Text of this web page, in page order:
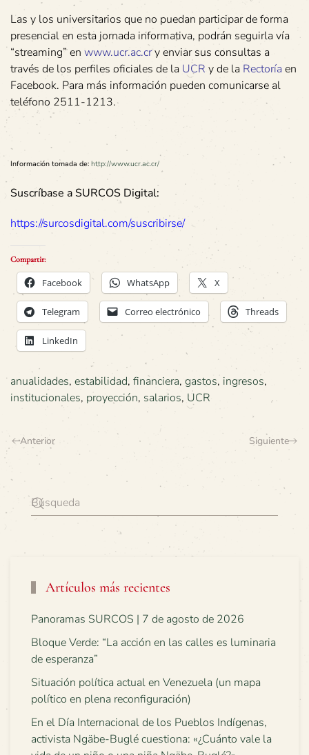
Las y los universitarios que no puedan participar de forma
presencial en esta jornada informativa, podrán seguirla vía
“streaming” en www.ucr.ac.cry enviar sus consultas a
través de los perfiles oficiales de la UCR y de la Rectoría en
Facebook. Para más información pueden comunicarse al
teléfono 2511-1213.
Información tomada de: http://www.ucr.ac.cr/
Suscríbase a SURCOS Digital:
https://surcosdigital.com/suscribirse/
Compartir:
Facebook WhatsApp X
Telegram Correo electrónico Threads
LinkedIn
anualidades, estabilidad, financiera, gastos, ingresos,
institucionales, proyección, salarios, UCR
Anterior Siguiente
Artículos más recientes
Panoramas SURCOS | 7 de agosto de 2026
Bloque Verde: “La acción en las calles es luminaria
de esperanza”
Situación política actual en Venezuela (un mapa
político en plena reconfiguración)
En el Día Internacional de los Pueblos Indígenas,
activista Ngäbe-Buglé cuestiona: «¿Cuánto vale la